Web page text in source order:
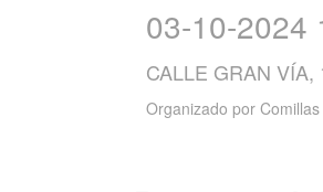
03-10-2024
CALLE GRAN
Organizado por